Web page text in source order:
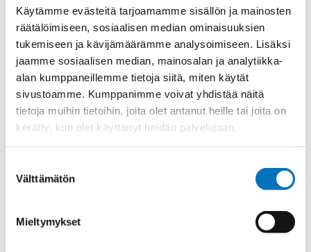
Käytämme evästeitä tarjoamamme sisällön ja mainosten
räätälöimiseen, sosiaalisen median ominaisuuksien
tukemiseen ja kävijämäärämme analysoimiseen. Lisäksi
jaamme sosiaalisen median, mainosalan ja analytiikka-
alan kumppaneillemme tietoja siitä, miten käytät
sivustoamme. Kumppanimme voivat yhdistää näitä
tietoja muihin tietoihin, joita olet antanut heille tai joita on
kerätty, kun olet käyttänyt heidän palvelujaan.
valinta
Välttämätön
Mieltymykset
Ulkokierre Ag
PG 16
Normen
Max [C]
Käyttölämpötila
'-20°C to +95°C
O-Rengas
Kotelointiluokka
IP 68 – 10 bar;IP 69 K
[Mm]
24
Setrifikaatti
ATEX;EAC;INMETRO;IECEx;CSA;DNV-